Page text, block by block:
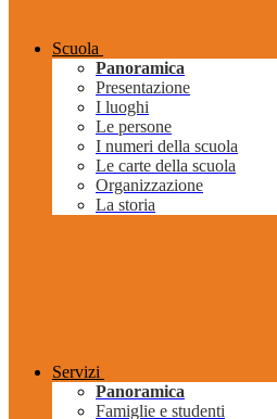
Scuola
Panoramica
Presentazione
I luoghi
Le persone
I numeri della scuola
Le carte della scuola
Organizzazione
La storia
Servizi
Panoramica
Famiglie e studenti